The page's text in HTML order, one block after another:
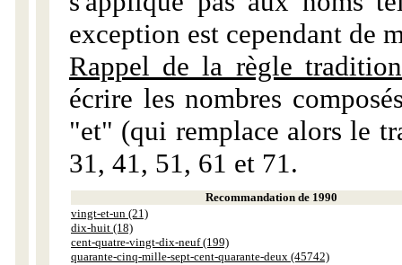
exception est cependant de
Rappel de la règle
écrire les nombres
"et" (qui remplace alors le
31, 41, 51, 61 et 71.
Recommandation de 1990
vingt-et-un (21)
dix-huit (18)
cent-quatre-vingt-dix-neuf (199)
quarante-cinq-mille-sept-cent-quarante-deux (45742)